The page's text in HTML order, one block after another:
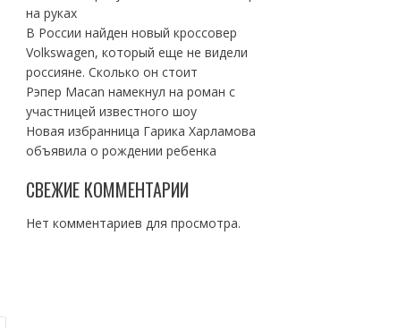
на руках
В России найден новый кроссовер
Volkswagen, который еще не видели
россияне. Сколько он стоит
Рэпер Macan намекнул на роман с
участницей известного шоу
Новая избранница Гарика Харламова
объявила о рождении ребенка
СВЕЖИЕ КОММЕНТАРИИ
Нет комментариев для просмотра.